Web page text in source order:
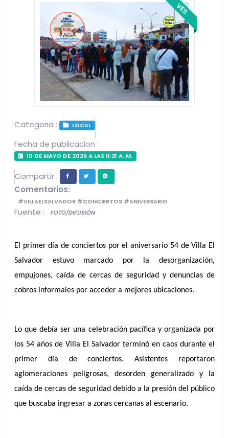
VES
Categoria : LOCAL
Fecha de publicacion :
10 DE MAYO DE 2025 A LAS 11:31 A. M.
Compartir :
Comentarios:
#VILLAELSALVADOR #CONCIERTOS #ANIVERSARIO
Fuente : FOTO/DIFUSIÓN
El primer día de conciertos por el aniversario 54 de Villa El
Salvador estuvo marcado por la desorganización,
empujones, caída de cercas de seguridad y denuncias de
cobros informales por acceder a mejores ubicaciones.
Lo que debía ser una celebración pacífica y organizada por
los 54 años de Villa El Salvador terminó en caos durante el
primer día de conciertos. Asistentes reportaron
aglomeraciones peligrosas, desorden generalizado y la
caída de cercas de seguridad debido a la presión del público
que buscaba ingresar a zonas cercanas al escenario.